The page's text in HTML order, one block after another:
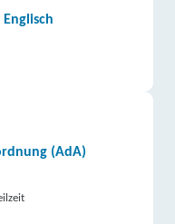
(AdA)